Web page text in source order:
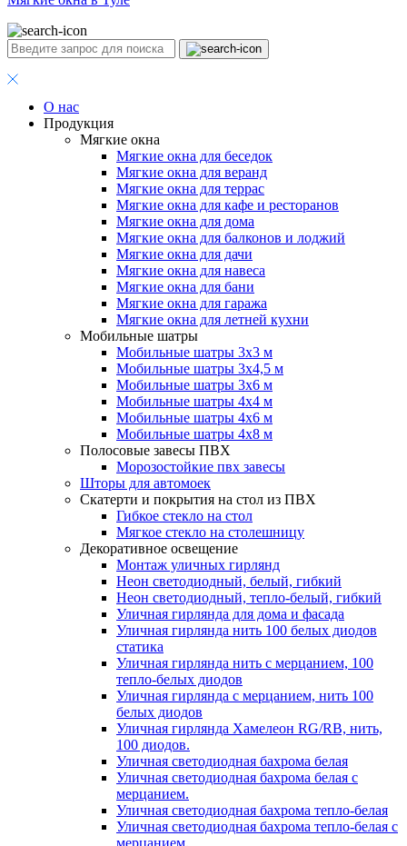
О нас
Продукция
Мягкие окна
Мягкие окна для беседок
Мягкие окна для веранд
Мягкие окна для террас
Мягкие окна для кафе и ресторанов
Мягкие окна для дома
Мягкие окна для балконов и лоджий
Мягкие окна для дачи
Мягкие окна для навеса
Мягкие окна для бани
Мягкие окна для гаража
Мягкие окна для летней кухни
Мобильные шатры
Мобильные шатры 3х3 м
Мобильные шатры 3х4,5 м
Мобильные шатры 3х6 м
Мобильные шатры 4х4 м
Мобильные шатры 4х6 м
Мобильные шатры 4х8 м
Полосовые завесы ПВХ
Морозостойкие пвх завесы
Шторы для автомоек
Скатерти и покрытия на стол из ПВХ
Гибкое стекло на стол
Мягкое стекло на столешницу
Декоративное освещение
Монтаж уличных гирлянд
Неон светодиодный, белый, гибкий
Неон светодиодный, тепло-белый, гибкий
Уличная гирлянда для дома и фасада
Уличная гирлянда нить 100 белых диодов
статика
Уличная гирлянда нить с мерцанием, 100
тепло-белых диодов
Уличная гирлянда с мерцанием, нить 100
белых диодов
Уличная гирлянда Хамелеон RG/RB, нить,
100 диодов.
Уличная светодиодная бахрома белая
Уличная светодиодная бахрома белая с
мерцанием.
Уличная светодиодная бахрома тепло-белая
Уличная светодиодная бахрома тепло-белая с
мерцанием.